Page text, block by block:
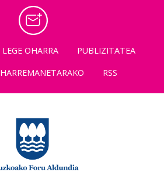
LEGE OHARRA
PUBLIZITATEA
HARREMANETARAKO RSS